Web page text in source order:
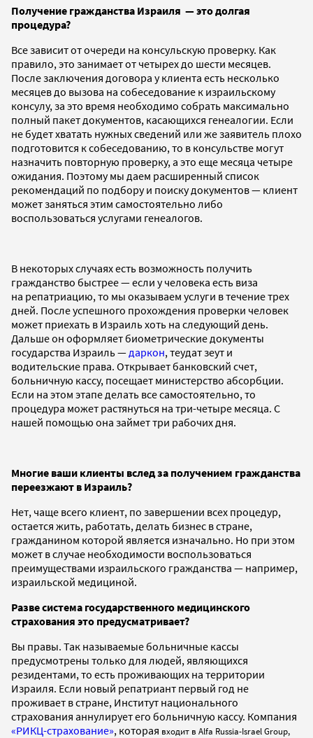
Получение гражданства Израиля — это долгая
процедура?
Все зависит от очереди на консульскую проверку. Как
правило, это занимает от четырех до шести месяцев.
После заключения договора у клиента есть несколько
месяцев до вызова на собеседование к израильскому
консулу, за это время необходимо собрать максимально
полный пакет документов, касающихся генеалогии. Если
не будет хватать нужных сведений или же заявитель плохо
подготовится к собеседованию, то в консульстве могут
назначить повторную проверку, а это еще месяца четыре
ожидания. Поэтому мы даем расширенный список
рекомендаций по подбору и поиску документов — клиент
может заняться этим самостоятельно либо
воспользоваться услугами генеалогов.
В некоторых случаях есть возможность получить
гражданство быстрее — если у человека есть виза
на репатриацию, то мы оказываем услуги в течение трех
дней. После успешного прохождения проверки человек
может приехать в Израиль хоть на следующий день.
Дальше он оформляет биометрические документы
государства Израиль — даркон, теудат зеут и
водительские права. Открывает банковский счет,
больничную кассу, посещает министерство абсорбции.
Если на этом этапе делать все самостоятельно, то
процедура может растянуться на три-четыре месяца. С
нашей помощью она займет три рабочих дня.
Многие ваши клиенты вслед за получением гражданства
переезжают в Израиль?
Нет, чаще всего клиент, по завершении всех процедур,
остается жить, работать, делать бизнес в стране,
гражданином которой является изначально. Но при этом
может в случае необходимости воспользоваться
преимуществами израильского гражданства — например,
израильской медициной.
Разве система государственного медицинского
страхования это предусматривает?
Вы правы. Так называемые больничные кассы
предусмотрены только для людей, являющихся
резидентами, то есть проживающих на территории
Израиля. Если новый репатриант первый год не
проживает в стране, Институт национального
страхования аннулирует его больничную кассу. Компания
«РИКЦ-страхование», которая входит в Alfa Russia-Israel Group,